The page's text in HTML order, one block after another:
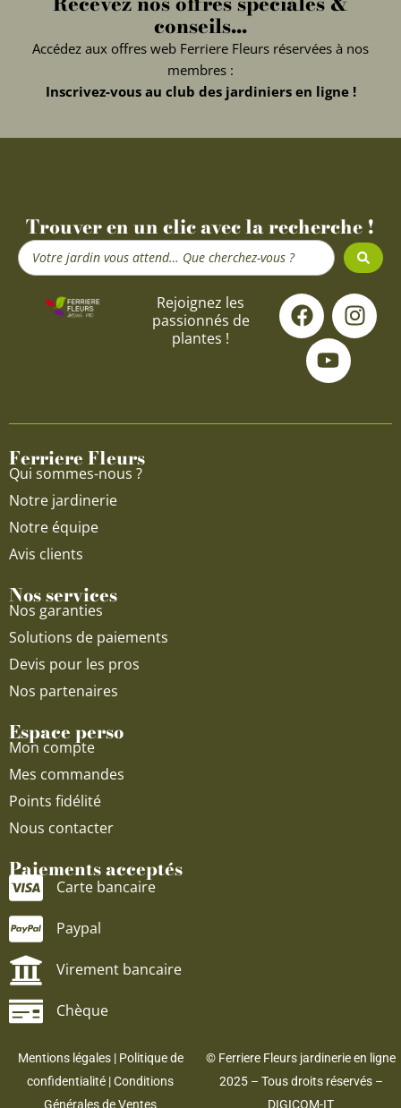
conseils...
Accédez aux offres web Ferriere Fleurs réservées à nos
membres :
Inscrivez-vous au club des jardiniers en ligne !
Trouver en un clic avec la recherche !
Search
...
Rejoignez les
passionnés de
plantes !
F
a
c
e
o
I
n
s
g
Y
o
u
t
u
b
Ferriere Fleurs
Qui sommes-nous ?
Notre jardinerie
Notre équipe
Avis clients
Nos services
Nos garanties
Solutions de paiements
Devis pour les pros
Nos partenaires
Espace perso
Mon compte
Mes commandes
Points fidélité
Nous contacter
Paiements acceptés
Carte bancaire
Paypal
Virement bancaire
Chèque
Mentions légales| Politique de
confidentialité |Conditions
Générales de Ventes
© Ferriere Fleurs jardinerie en ligne
2025 – Tous droits réservés –
DIGICOM-IT